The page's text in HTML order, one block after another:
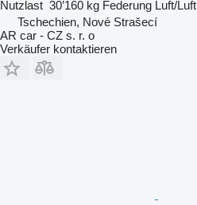
Nutzlast 30’160 kg Federung Luft/Luft
Tschechien, Nové Strašecí
AR car - CZ s. r. o
Verkäufer kontaktieren